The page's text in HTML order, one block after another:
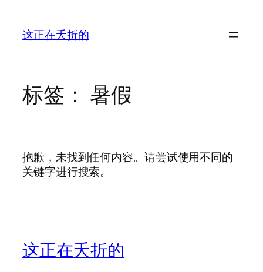
这正在夭折的
标签： 暑假
抱歉，未找到任何内容。请尝试使用不同的
关键字进行搜索。
这正在夭折的